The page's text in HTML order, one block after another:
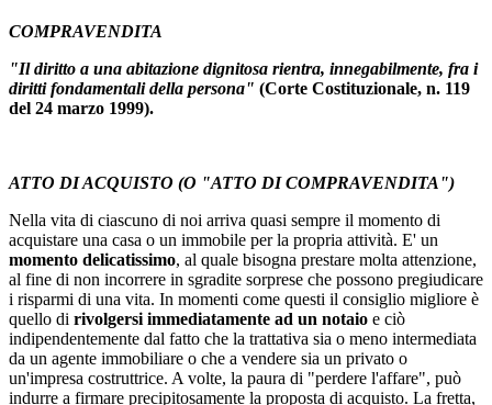
COMPRAVENDITA
"Il diritto a una abitazione dignitosa rientra, innegabilmente, fra i
diritti fondamentali della persona" (Corte Costituzionale, n. 119
del 24 marzo 1999).
ATTO DI ACQUISTO (O "ATTO DI COMPRAVENDITA")
Nella vita di ciascuno di noi arriva quasi sempre il momento di
acquistare una casa o un immobile per la propria attività. E' un
momento delicatissimo, al quale bisogna prestare molta attenzione,
al fine di non incorrere in sgradite sorprese che possono pregiudicare
i risparmi di una vita. In momenti come questi il consiglio migliore è
quello di rivolgersi immediatamente ad un notaio e ciò
indipendentemente dal fatto che la trattativa sia o meno intermediata
da un agente immobiliare o che a vendere sia un privato o
un'impresa costruttrice. A volte, la paura di "perdere l'affare", può
indurre a firmare precipitosamente la proposta di acquisto. La fretta,